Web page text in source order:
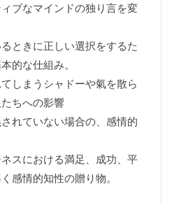
ブなマインドの独り言を変
ときに正しい選択をするた
的な仕組み。
しまうシャドーや氣を散ら
ちへの影響
れていない場合の、感情的
スにおける満足、成功、平
感情的知性の贈り物。